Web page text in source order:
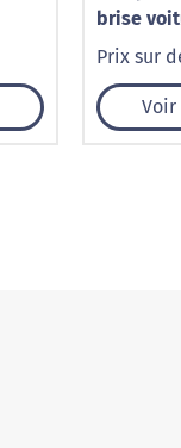
brise
permis à
Prix sur